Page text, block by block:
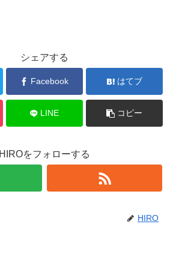
シェアする
Facebook はてブ
LINE コピー
HIROをフォローする
HIRO